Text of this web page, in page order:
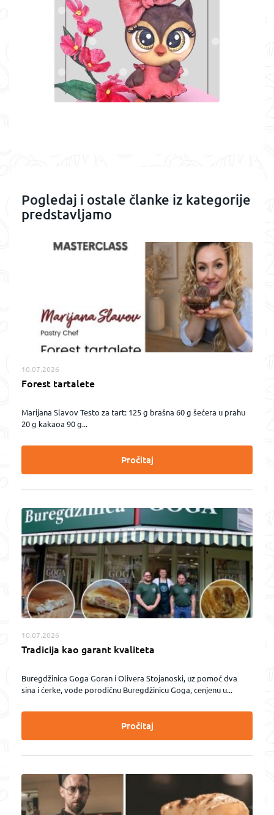
Pogledaj i ostale članke iz kategorije
predstavljamo
10.07.2026
Forest tartalete
Marijana Slavov Testo za tart: 125 g brašna 60 g šećera u prahu
20 g kakaoa 90 g...
Pročitaj
10.07.2026
Tradicija kao garant kvaliteta
Buregdžinica Goga Goran i Olivera Stojanoski, uz pomoć dva
sina i ćerke, vode porodičnu Buregdžinicu Goga, cenjenu u...
Pročitaj